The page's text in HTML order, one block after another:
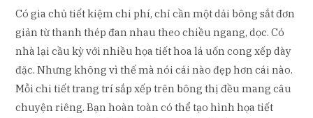
Có gia chủ tiết kiệm chi phí, chỉ cần một dải bông sắt đơn
giản từ thanh thép đan nhau theo chiều ngang, dọc. Có
nhà lại cầu kỳ với nhiều họa tiết hoa lá uốn cong xếp dày
đặc. Nhưng không vì thế mà nói cái nào đẹp hơn cái nào.
Mỗi chi tiết trang trí sắp xếp trên bông thị đều mang câu
chuyện riêng. Bạn hoàn toàn có thể tạo hình họa tiết